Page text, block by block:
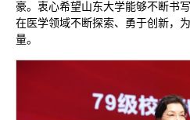
豪。衷心希望山东大学能够不断书
在医学领域不断探索、勇于创新，
量。